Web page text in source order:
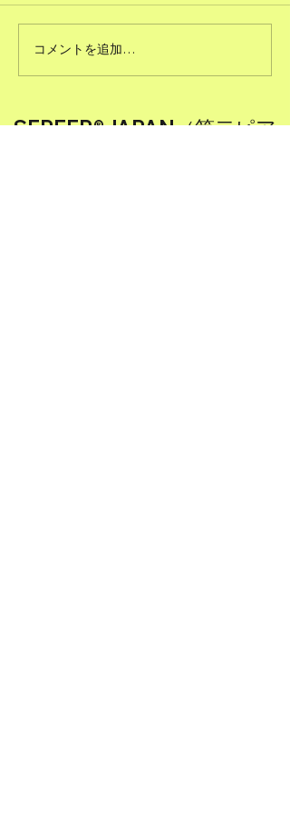
#51ただで人に頼むこと
コメントを追加…
SEPEER®JAPAN（第二ピア